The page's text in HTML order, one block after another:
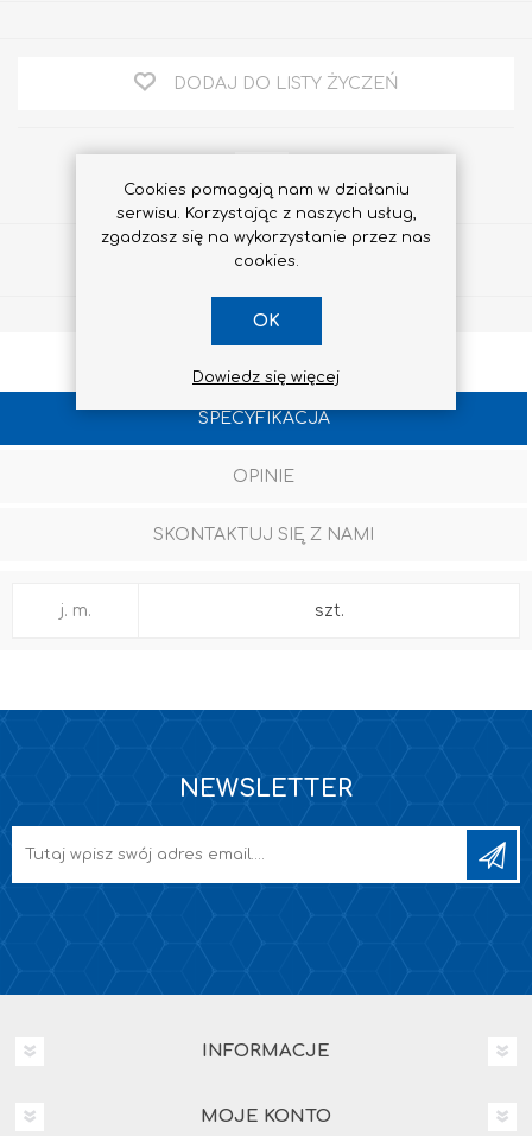
DODAJ DO LISTY ŻYCZEŃ
Udostępnij
SPECYFIKACJA
OPINIE
SKONTAKTUJ SIĘ Z NAMI
j. m. szt.
NEWSLETTER
INFORMACJE
MOJE KONTO
Cookies pomagają nam w działaniu
serwisu. Korzystając z naszych usług,
zgadzasz się na wykorzystanie przez nas
cookies.
OK
Dowiedz się więcej